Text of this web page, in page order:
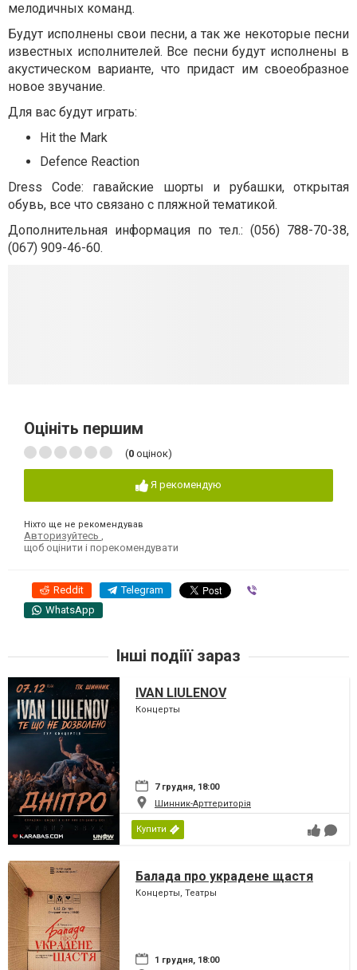
мелодичных команд.
Будут исполнены свои песни, а так же некоторые песни
известных исполнителей. Все песни будут исполнены в
акустическом варианте, что придаст им своеобразное
новое звучание.
Для вас будут играть:
Hit the Mark
Defence Reaction
Dress Code: гавайские шорты и рубашки, открытая
обувь, все что связано с пляжной тематикой.
Дополнительная информация по тел.: (056) 788-70-38,
(067) 909-46-60.
Оцініть першим
(0 оцінок)
Я рекомендую
Ніхто ще не рекомендував
Авторизуйтесь
щоб оцінити і порекомендувати
Reddit Telegram
WhatsApp
Інші подіїї зараз
IVAN LIULENOV
Концерты
7 грудня, 18:00
Шинник-Арттериторія
Купити
Балада про украдене щастя
Концерты, Театры
1 грудня, 18:00